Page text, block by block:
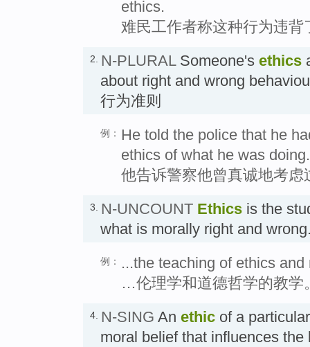
ethics.
难民工作者称这种行为违背
2. N-PLURALSomeone's ethics
about right and wrong
行为准则
例： He told the police that he
ethics of what he was doing.
他告诉警察他曾真诚地考
3. N-UNCOUNT Ethics is the
what is morally right and
例：
...the teaching of ethics
…伦理学和道德哲学的教学
4. N-SING An ethic of a
moral belief that influences the